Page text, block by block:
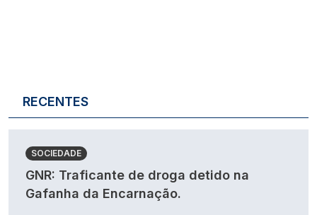
RECENTES
SOCIEDADE
GNR: Traficante de droga detido na
Gafanha da Encarnação.